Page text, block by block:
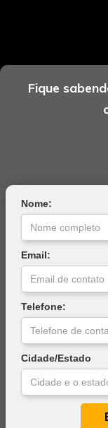
Fique
Nome:
Email:
Telefone:
Cidade/Estado